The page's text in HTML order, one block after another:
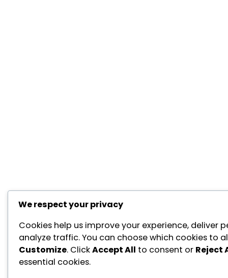
We respect your privacy
Cookies help us improve your experience, deliver
analyze traffic. You can choose which cookies to
Customize. ClickAccept All to consent or Reject
essential cookies.